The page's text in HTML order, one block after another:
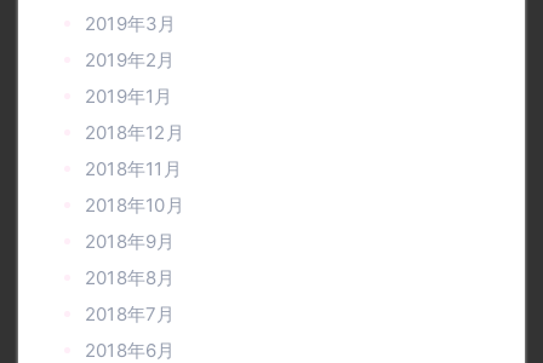
2019年3月
2019年2月
2019年1月
2018年12月
2018年11月
2018年10月
2018年9月
2018年8月
2018年7月
2018年6月